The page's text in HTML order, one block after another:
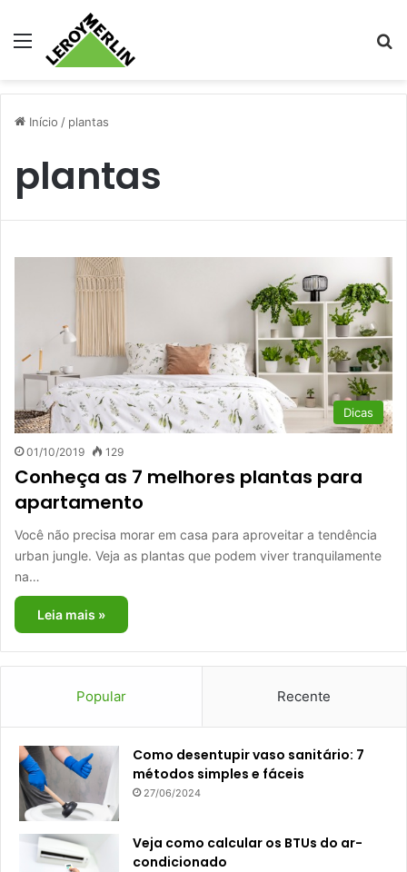
Menu
Início / plantas
plantas
Dicas
01/10/2019 129
Conheça as 7 melhores plantas para
apartamento
Você não precisa morar em casa para aproveitar a tendência
urban jungle. Veja as plantas que podem viver tranquilamente
na…
Leia mais »
Popular Recente
Como desentupir vaso sanitário: 7
métodos simples e fáceis
27/06/2024
Veja como calcular os BTUs do ar-
condicionado